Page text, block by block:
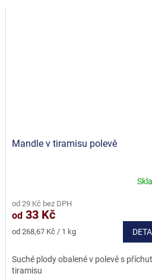
Mandle v tiramisu polevě
od 29 Kč bez DPH
od 33 Kč
Měrná
od 268,67 Kč / 1 kg
Suché plody obalené v polevě s
tiramisu